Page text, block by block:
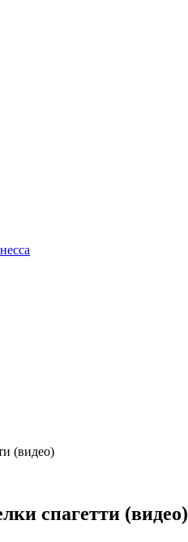
(видео)
спагетти (видео)